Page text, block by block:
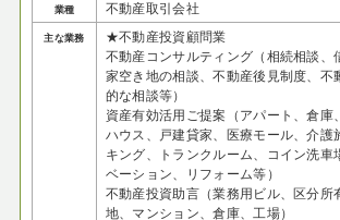
業種 不動産取引会社
主な業務
★不動産投資顧問業
不動産コンサルティング（相続相談、
家空き地の相談、不動産後見制度、不
的な相談等）
資産有効活用ご提案（アパート、倉庫
ハウス、戸建貸家、医療モール、介護
キング、トランクルーム、コイン洗車
ベーション、リフォーム等）
不動産投資助言（業務用ビル、区分所
地、マンション、倉庫、工場）